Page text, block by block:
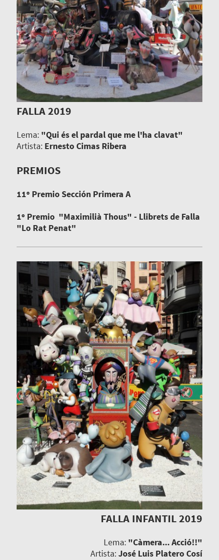
FALLA 2019
Lema: "Qui és el pardal que me l'ha clavat"
Artista: Ernesto Cimas Ribera
PREMIOS
11º Premio Sección Primera A
1º Premio "Maximilià Thous" - Llibrets de Falla
"Lo Rat Penat"
FALLA INFANTIL 2019
Lema: "Càmera... Acció!!"
Artista:José Luis Platero Cosí